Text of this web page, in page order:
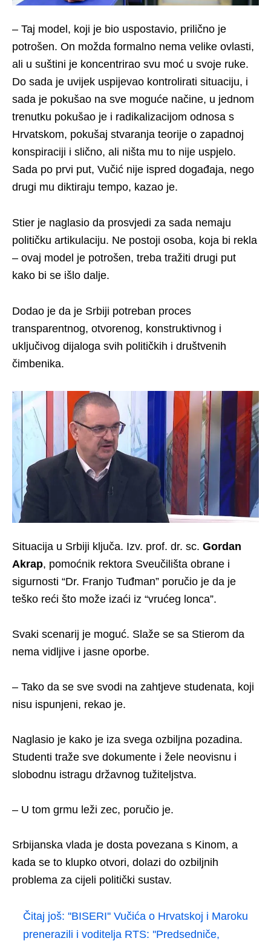
– Taj model, koji je bio uspostavio, prilično je
potrošen. On možda formalno nema velike ovlasti,
ali u suštini je koncentrirao svu moć u svoje ruke.
Do sada je uvijek uspijevao kontrolirati situaciju, i
sada je pokušao na sve moguće načine, u jednom
trenutku pokušao je i radikalizacijom odnosa s
Hrvatskom, pokušaj stvaranja teorije o zapadnoj
konspiraciji i slično, ali ništa mu to nije uspjelo.
Sada po prvi put, Vučić nije ispred događaja, nego
drugi mu diktiraju tempo, kazao je.
Stier je naglasio da prosvjedi za sada nemaju
političku artikulaciju. Ne postoji osoba, koja bi rekla
– ovaj model je potrošen, treba tražiti drugi put
kako bi se išlo dalje.
Dodao je da je Srbiji potreban proces
transparentnog, otvorenog, konstruktivnog i
uključivog dijaloga svih političkih i društvenih
čimbenika.
Situacija u Srbiji ključa. Izv. prof. dr. sc. Gordan
Akrap, pomoćnik rektora Sveučilišta obrane i
sigurnosti “Dr. Franjo Tuđman” poručio je da je
teško reći što može izaći iz “vrućeg lonca”.
Svaki scenarij je moguć. Slaže se sa Stierom da
nema vidljive i jasne oporbe.
– Tako da se sve svodi na zahtjeve studenata, koji
nisu ispunjeni, rekao je.
Naglasio je kako je iza svega ozbiljna pozadina.
Studenti traže sve dokumente i žele neovisnu i
slobodnu istragu državnog tužiteljstva.
– U tom grmu leži zec, poručio je.
Srbijanska vlada je dosta povezana s Kinom, a
kada se to klupko otvori, dolazi do ozbiljnih
problema za cijeli politički sustav.
Čitaj još: ''BISERI'' Vučića o Hrvatskoj i Maroku
prenerazili i voditelja RTS: ''Predsedniče,